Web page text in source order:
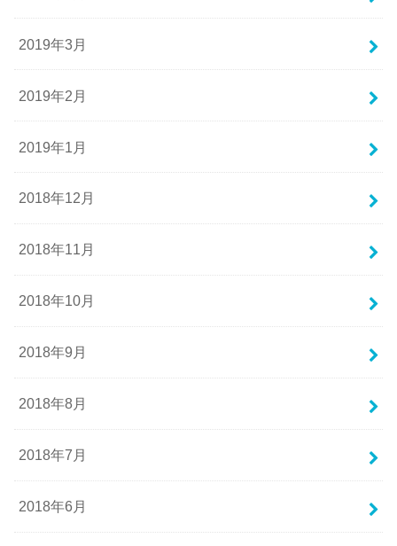
2019年3月
2019年2月
2019年1月
2018年12月
2018年11月
2018年10月
2018年9月
2018年8月
2018年7月
2018年6月